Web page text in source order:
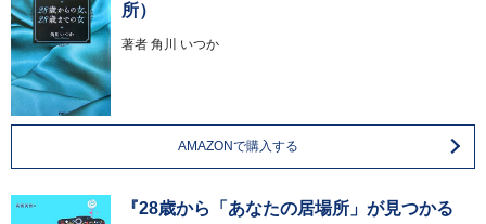
所）
著者 角川 いつか
AMAZONで購入する
『28歳から「あなたの居場所」が見つかる